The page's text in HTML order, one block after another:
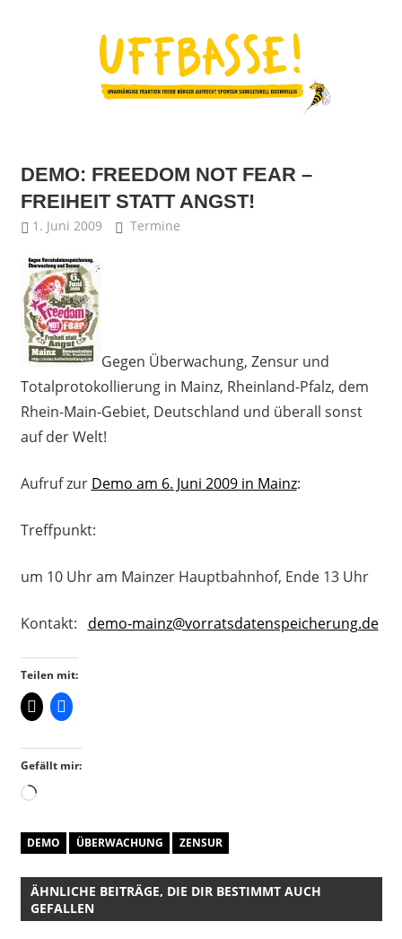
DEMO: FREEDOM NOT FEAR –
FREIHEIT STATT ANGST!
1. Juni 2009 admin
Termine
Gegen Überwachung, Zensur und
Totalprotokollierung in Mainz, Rheinland-Pfalz, dem
Rhein-Main-Gebiet, Deutschland und überall sonst
auf der Welt!
Aufruf zur Demo am 6. Juni 2009 in Mainz:
Treffpunkt:
um 10 Uhr am Mainzer Hauptbahnhof, Ende 13 Uhr
Kontakt: demo-mainz@vorratsdatenspeicherung.de
Teilen mit:
Gefällt mir:
Wird
DEMO ÜBERWACHUNG ZENSUR
ÄHNLICHE BEITRÄGE, DIE DIR BESTIMMT AUCH
GEFALLEN